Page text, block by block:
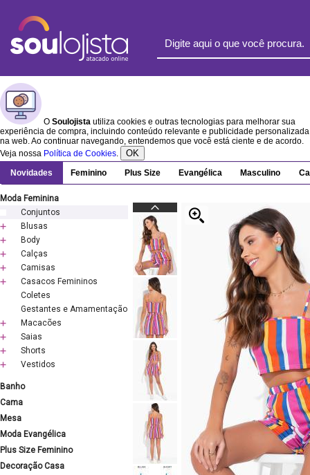
O Soulojista utiliza cookies e outras tecnologias para melhorar sua
experiência de compra, incluindo conteúdo relevante e publicidade personalizada
na web. Ao continuar navegando, entendemos que você está ciente e de acordo.
Veja nossa Política de Cookies. OK
Novidades Feminino Plus Size Evangélica Masculino
Moda Feminina
Conjuntos
Blusas
Body
Calças
Camisas
Casacos Femininos
Coletes
Gestantes e Amamentação
Macacões
Saias
Shorts
Vestidos
Banho
Cama
Mesa
Moda Evangélica
Plus Size Feminino
Decoração Casa